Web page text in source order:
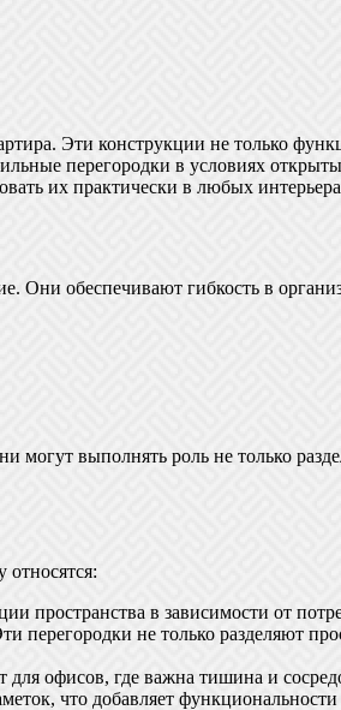
Эти конструкции не только
перегородки в условиях
их практически в любых
Они обеспечивают гибкость в
могут выполнять роль не только
относятся:
пространства в зависимости от
не только разделяют
офисов, где важна тишина и
что добавляет функциональности